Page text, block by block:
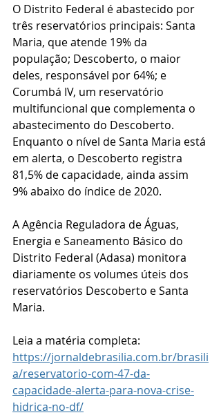
O Distrito Federal é abastecido por
três reservatórios principais: Santa
Maria, que atende 19% da
população; Descoberto, o maior
deles, responsável por 64%; e
Corumbá IV, um reservatório
multifuncional que complementa o
abastecimento do Descoberto.
Enquanto o nível de Santa Maria está
em alerta, o Descoberto registra
81,5% de capacidade, ainda assim
9% abaixo do índice de 2020.
A Agência Reguladora de Águas,
Energia e Saneamento Básico do
Distrito Federal (Adasa) monitora
diariamente os volumes úteis dos
reservatórios Descoberto e Santa
Maria.
Leia a matéria completa:
https://jornaldebrasilia.com.br/brasili
a/reservatorio-com-47-da-
capacidade-alerta-para-nova-crise-
hidrica-no-df/